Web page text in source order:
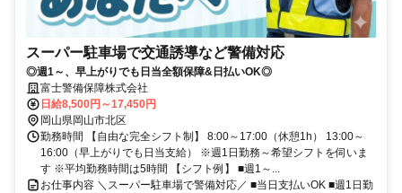
スーパー駐車場で交通誘導など警備対応
◎週1～、早上がりでも日当全額保障&日払いOK◎
富士警備保障株式会社
日給8,500円～17,450円
岡山県岡山市北区
勤務時間 【自由な完全シフト制】 8:00～17:00（休憩1h） 13:00～
16:00（早上がりでも日当支給） ※週1日勤務～希望シフトを伺いま
す ※平均勤務時間は5時間 【シフト例】 ■週1～...
お仕事内容 ＼スーパー駐車場で警備対応／ ■当日支払いOK ■週1日勤